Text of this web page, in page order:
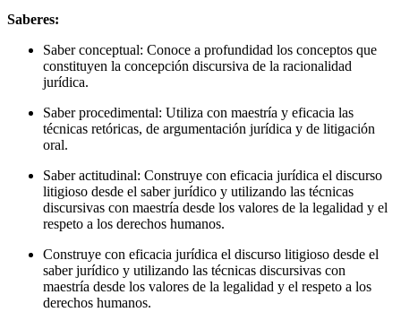
Saberes:
Saber conceptual: Conoce a profundidad los conceptos que
constituyen la concepción discursiva de la racionalidad
jurídica.
Saber procedimental: Utiliza con maestría y eficacia las
técnicas retóricas, de argumentación jurídica y de litigación
oral.
Saber actitudinal: Construye con eficacia jurídica el discurso
litigioso desde el saber jurídico y utilizando las técnicas
discursivas con maestría desde los valores de la legalidad y el
respeto a los derechos humanos.
Construye con eficacia jurídica el discurso litigioso desde el
saber jurídico y utilizando las técnicas discursivas con
maestría desde los valores de la legalidad y el respeto a los
derechos humanos.